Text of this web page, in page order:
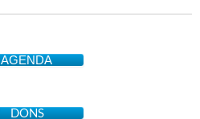
AGENDA
DONS